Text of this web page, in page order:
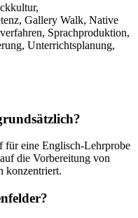
Gallery Walk, Native
Sprachproduktion,
Unterrichtsplanung,
eine Englisch-Lehrprobe
die Vorbereitung von
konzentriert.